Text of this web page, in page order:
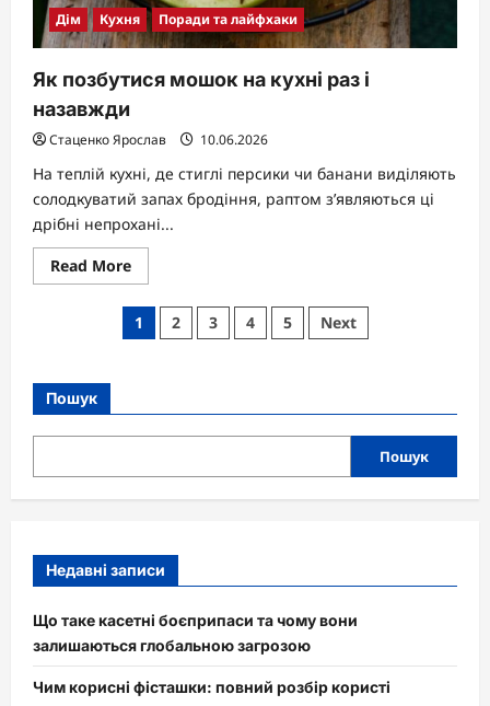
Дім Кухня Поради та лайфхаки
Як позбутися мошок на кухні раз і
назавжди
Стаценко Ярослав 10.06.2026
На теплій кухні, де стиглі персики чи банани виділяють
солодкуватий запах бродіння, раптом з’являються ці
дрібні непрохані...
Read MoreRead
more
Як
позбутися
мошок
назавжди
Пагінація
1 2 3 4 5 Next
Пошук
Пошук
Недавні записи
Що таке касетні боєприпаси та чому вони
залишаються глобальною загрозою
Чим корисні фісташки: повний розбір користі